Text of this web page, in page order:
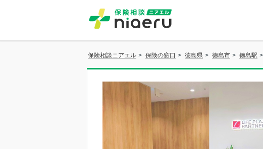
保険相談ニアエル > 保険の窓口 > 徳島県 > 徳島市 > 徳島駅 >